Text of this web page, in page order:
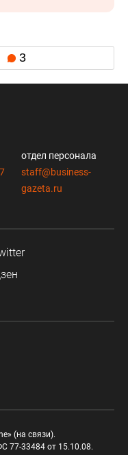
3
отдел персонала
staff@business-
gazeta.ru
(на связи).
77-33484 от 15.10.08.